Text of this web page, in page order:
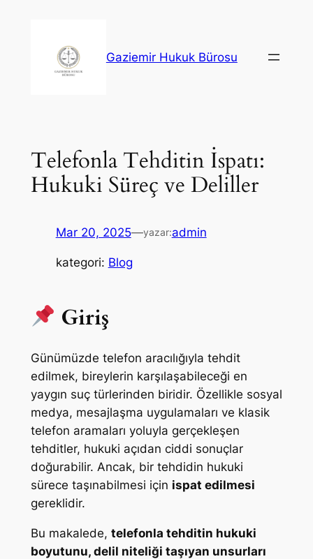
Gaziemir Hukuk Bürosu
Telefonla Tehditin İspatı:
Hukuki Süreç ve Deliller
Mar 20, 2025—yazar:admin
kategori: Blog
Giriş
Günümüzde telefon aracılığıyla tehdit
edilmek, bireylerin karşılaşabileceği en
yaygın suç türlerinden biridir. Özellikle sosyal
medya, mesajlaşma uygulamaları ve klasik
telefon aramaları yoluyla gerçekleşen
tehditler, hukuki açıdan ciddi sonuçlar
doğurabilir. Ancak, bir tehdidin hukuki
sürece taşınabilmesi için ispat edilmesi
gereklidir.
Bu makalede, telefonla tehditin hukuki
boyutunu, delil niteliği taşıyan unsurları